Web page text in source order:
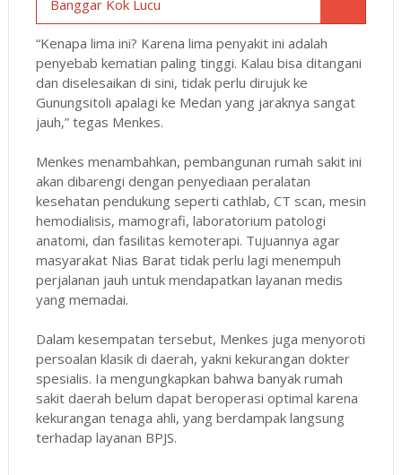
Banggar Kok Lucu
“Kenapa lima ini? Karena lima penyakit ini adalah
penyebab kematian paling tinggi. Kalau bisa ditangani
dan diselesaikan di sini, tidak perlu dirujuk ke
Gunungsitoli apalagi ke Medan yang jaraknya sangat
jauh,” tegas Menkes.
Menkes menambahkan, pembangunan rumah sakit ini
akan dibarengi dengan penyediaan peralatan
kesehatan pendukung seperti cathlab, CT scan, mesin
hemodialisis, mamografi, laboratorium patologi
anatomi, dan fasilitas kemoterapi. Tujuannya agar
masyarakat Nias Barat tidak perlu lagi menempuh
perjalanan jauh untuk mendapatkan layanan medis
yang memadai.
Dalam kesempatan tersebut, Menkes juga menyoroti
persoalan klasik di daerah, yakni kekurangan dokter
spesialis. Ia mengungkapkan bahwa banyak rumah
sakit daerah belum dapat beroperasi optimal karena
kekurangan tenaga ahli, yang berdampak langsung
terhadap layanan BPJS.